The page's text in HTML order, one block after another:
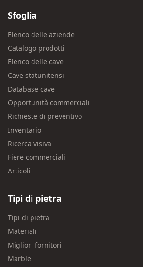
Sfoglia
Elenco delle aziende
Catalogo prodotti
Elenco delle cave
Cave statunitensi
Database cave
Opportunità commerciali
Richieste di preventivo
Inventario
Ricerca visiva
Fiere commerciali
Articoli
Tipi di pietra
Tipi di pietra
Materiali
Migliori fornitori
Marble